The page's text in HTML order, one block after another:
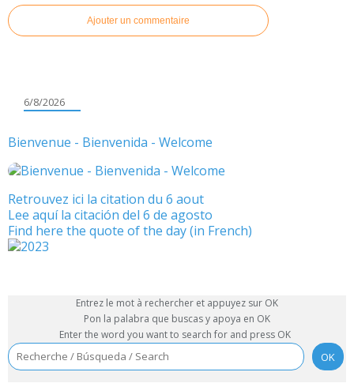
Ajouter un commentaire
6/8/2026
Bienvenue - Bienvenida - Welcome
Retrouvez ici la citation du 6 aout
Lee aquí la citación del 6 de agosto
Find here the quote of the day (in French)
Entrez le mot à rechercher et appuyez sur OK
Pon la palabra que buscas y apoya en OK
Enter the word you want to search for and press OK